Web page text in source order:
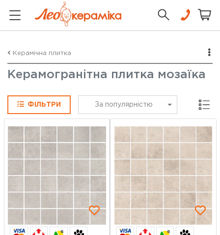
Керамічна плитка
Керамогранітна плитка мозаїка
ФІЛЬТРИ За популярністю Сітка
6 6